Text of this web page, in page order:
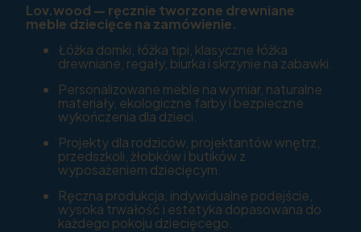
Lov.wood — ręcznie tworzone drewniane
meble dziecięce na zamówienie.
Łóżka domki, łóżka tipi, klasyczne łóżka
drewniane, regały, biurka i skrzynie na zabawki.
Personalizowane meble na wymiar, naturalne
materiały, ekologiczne farby i bezpieczne
wykończenia dla dzieci.
Projekty dla rodziców, projektantów wnętrz,
przedszkoli, żłobków i butików z
wyposażeniem dziecięcym.
Ręczna produkcja, indywidualne podejście,
wysoka trwałość i estetyka dopasowana do
każdego pokoju dziecięcego.